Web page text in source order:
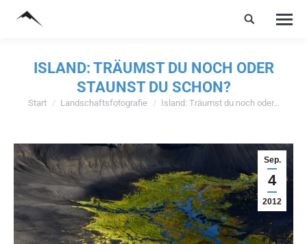
ISLAND: TRÄUMST DU NOCH ODER
STAUNST DU SCHON?
Sie befinden sich hier:
Start Landschaftsfotografie Island: Träumst du noch oder…
Sep.
4
2012